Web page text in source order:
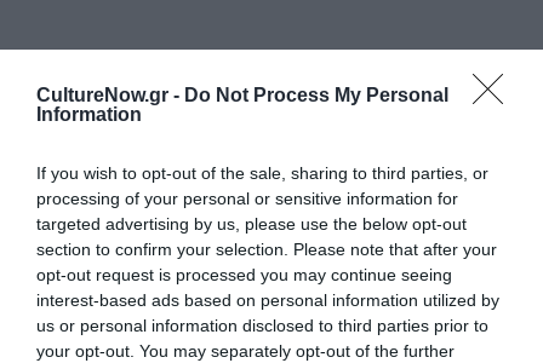
CultureNow.gr - Do Not Process My Personal
Information
If you wish to opt-out of the sale, sharing to third parties, or
processing of your personal or sensitive information for
targeted advertising by us, please use the below opt-out
section to confirm your selection. Please note that after your
opt-out request is processed you may continue seeing
interest-based ads based on personal information utilized by
us or personal information disclosed to third parties prior to
your opt-out. You may separately opt-out of the further
INFO
Πειραιώς 84, Είσοδος Ελεύθερη
Ακολουθήστε το Culturenow.gr στο Google News
μάθετε πρώτοι όλες τις ειδήσεις
Δείτε όλα τατελευταία νέαγια την Τέχνη και τον
Πολιτισμό στοCulturenow.gr